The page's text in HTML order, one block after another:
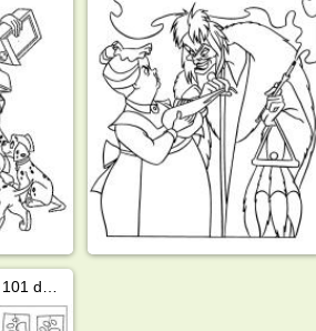
Roger (Pongo och de 101 dalmatinerna)